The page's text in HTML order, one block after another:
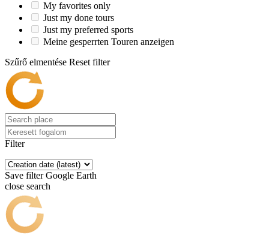
My favorites only
Just my done tours
Just my preferred sports
Meine gesperrten Touren anzeigen
Szűrő elmentése Reset filter
Filter
Save filter Google Earth
close search